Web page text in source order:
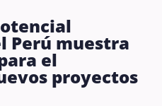
Perú muestra
el
proyectos